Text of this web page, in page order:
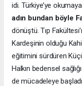
idi. Türkiye’ye
adın bundan böyle
dönüştü. Tıp
Kardeşinin olduğu
eğitimini sürdüren
Halkın bedensel
de mücadeleye